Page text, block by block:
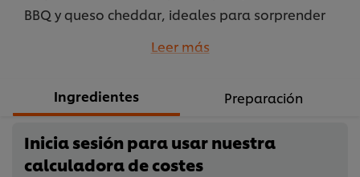
BBQ y queso cheddar, ideales para sorprender
Leer más
Ingredientes Preparación
Inicia sesión para usar nuestra
calculadora de costes